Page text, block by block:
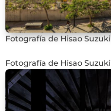
Fotografía de Hisao Suzuki
Fotografía de Hisao Suzuki